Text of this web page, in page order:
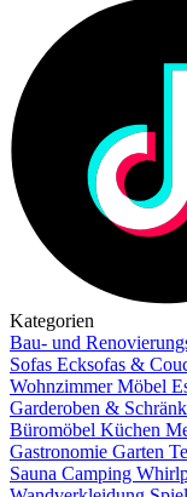
Kategorien
Bau- und
Sofas Ecksofas &
Wohnzimmer Möbel
Garderoben &
Büromöbel Küchen
Gastronomie Garten
Sauna Camping